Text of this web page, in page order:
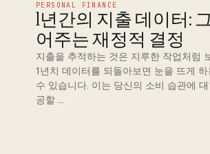
PERSONAL FINANCE
1년간의 지출 데이터:
어주는 재정적 결정
지출을 추적하는 것은 지루한 작업처럼
1년치 데이터를 되돌아보면 눈을 뜨게
수 있습니다. 이는 당신의 소비 습관에
공할 …